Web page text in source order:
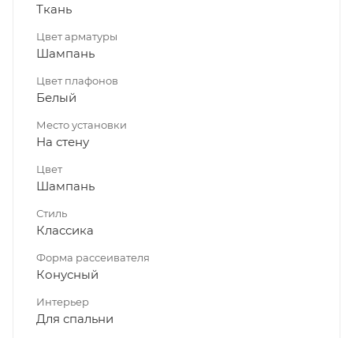
Ткань
Цвет арматуры
Шампань
Цвет плафонов
Белый
Место установки
На стену
Цвет
Шампань
Стиль
Классика
Форма рассеивателя
Конусный
Интерьер
Для спальни